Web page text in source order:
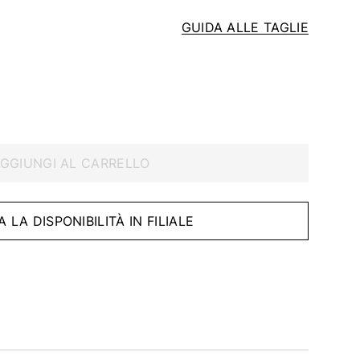
GUIDA ALLE TAGLIE
AL CARRELLO
LA DISPONIBILITÀ IN FILIALE